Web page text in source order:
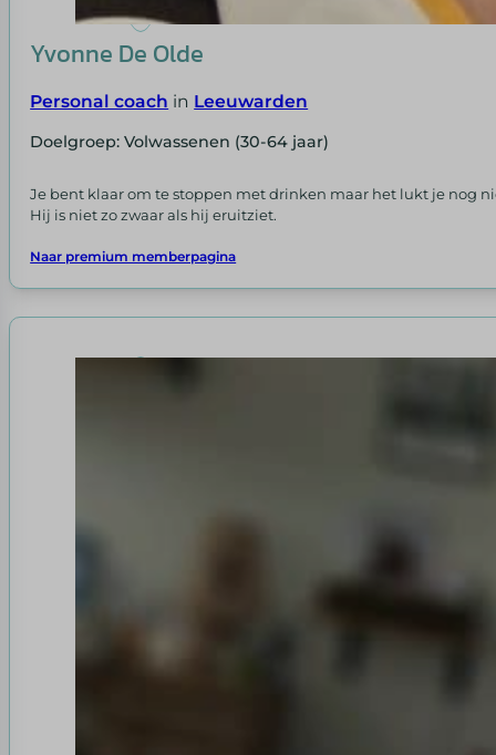
Yvonne De Olde
Personal coach in Leeuwarden
Doelgroep: Volwassenen (30-64 jaar)
Je bent klaar om te stoppen met drinken maar het lukt je nog
Hij is niet zo zwaar als hij eruitziet.
Naar premium memberpagina